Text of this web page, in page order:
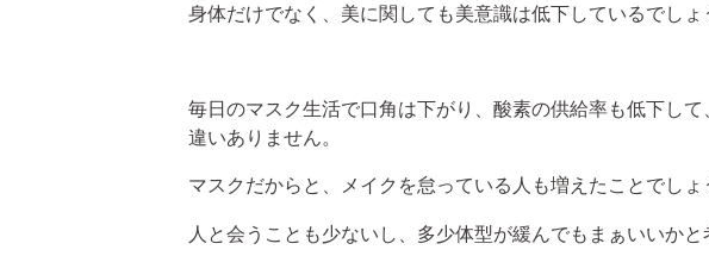
身体だけでなく、美に関しても美意識は低下しているでしょ
毎日のマスク生活で口角は下がり、酸素の供給率も低下し
違いありません。
マスクだからと、メイクを怠っている人も増えたことでしょ
人と会うことも少ないし、多少体型が緩んでもまぁいいかと